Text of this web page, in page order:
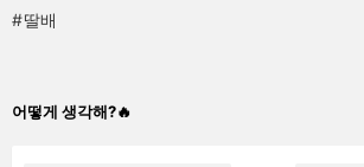
딸배
어떻게 생각해?🔥